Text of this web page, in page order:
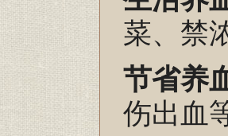
菜、禁
节省养
伤出血